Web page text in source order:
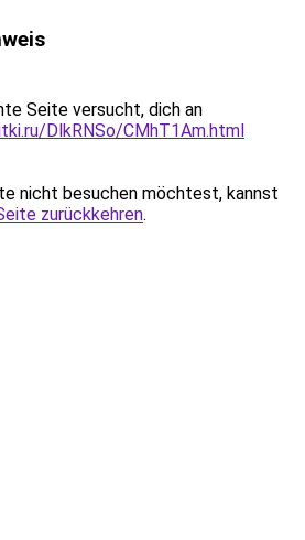
Seite versucht, dich an
DlkRNSo/CMhT1Am.html
nicht besuchen möchtest, kannst
zurückkehren.